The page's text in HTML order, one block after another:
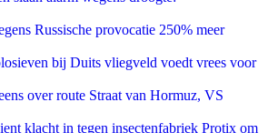
Russische provocatie 250% meer
bij Duits vliegveld voedt vrees voor
over route Straat van Hormuz, VS
klacht in tegen insectenfabriek Protix om